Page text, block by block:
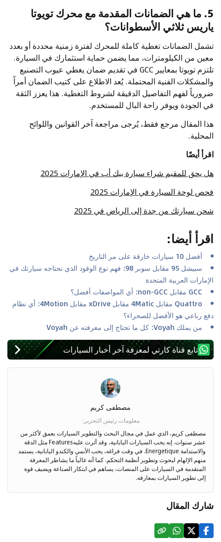
5. ما هي الضمانات المقدمة مع محرك تويوتا
ياريس ثلاثي الأسطوانات؟
تشمل الضمانات تغطية كاملة للمحرك لفترة زمنية محددة أو بعدد
معين من الكيلومترات، مما يضمن حماية استثمارك في السيارة.
تلتزم تويوتا بمعايير GCC في تقديم ضمان يغطي عيوب التصنيع
والمشكلات الفنية المحتملة. يُعد الاطلاع على كتيب الضمان أمراً
ضرورياً لفهم التفاصيل الدقيقة لشروط التغطية. هذا يعزز الثقة
في الجودة ويوفر راحة البال للمستخدم.
هذا المقال مرجع فقط، يُرجى مراجعة آخر القوانين واللوائح
المحلية.
اقرأ أيضًا
هل يحق للمقيم شراء سيارة بيك أب في الإمارات 2025
فحص لوحة السيارة في الإمارات 2025
شحن سيارتك من جدة إلى الرياض في 2025
اقرأ أيضا:
أفضل 10 سيارات خارقة على مر التاريخ
سبيشل 95 مقابل سوبر 98: فهم نوع الوقود الذي تحتاجه سيارتك في
الإمارات العربية المتحدة
GCC مقابل non-GCC: أي المواصفات أفضل؟
Quattro مقابل 4Matic مقابل xDrive مقابل 4Motion: أي نظام
دفع رباعي هو الأفضل للصحراء؟
من يملك Voyah: كل ما تحتاج إلى معرفته عن Voyah
تابع قناة كارتي لمعرفة آخر أخبار السيارات
مصطفى كريم
معلومات رئيس التحرير :
مصطفى كريم، الذي عمل في مجال البحث والتطوير السيارات بعمق لأكثر من
عشر سنوات. إنه يحب السيارات اليابانية، وقد أثرت عليهFeatures مثل الدقة
والاستدامة Energetique. في وقت فراغه، يحب الأنمي والكندو اليابانية، يستمد
منهم الإلهام لبحوث وتطوير أنظمة التحكم. كما أنه غالباً ما يشاطر المعرفة
المتقدمة في السيارات على المنصات، يساهم في ابتكار الصناعة ويضيف قوة
إلى تطوير السيارات بمعارفه.
شارك المقال